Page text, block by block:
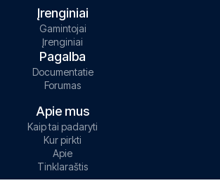
Įrenginiai
Gamintojai
Įrenginiai
Pagalba
Documentatie
Forumas
Apie mus
Kaip tai padaryti
Kur pirkti
Apie
Tinklaraštis